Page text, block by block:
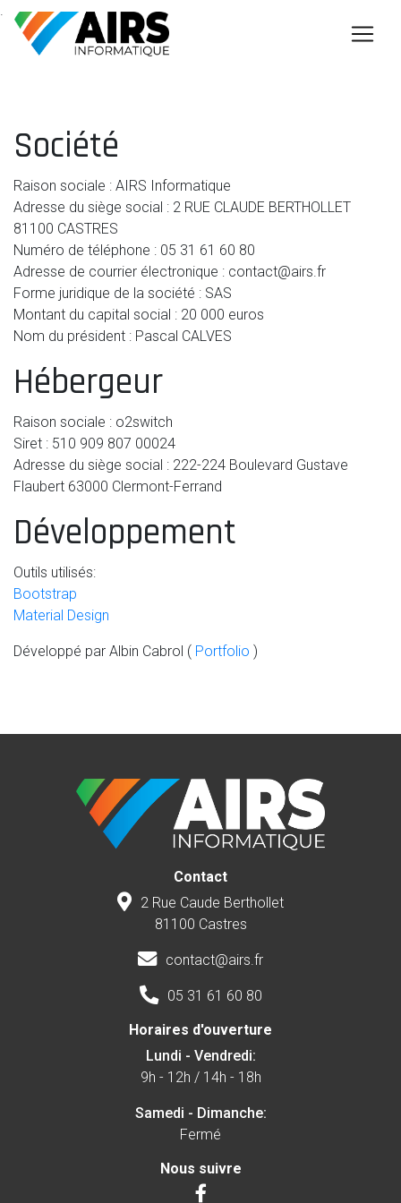
.
Société
Raison sociale : AIRS Informatique
Adresse du siège social : 2 RUE CLAUDE BERTHOLLET
81100 CASTRES
Numéro de téléphone : 05 31 61 60 80
Adresse de courrier électronique : contact@airs.fr
Forme juridique de la société : SAS
Montant du capital social : 20 000 euros
Nom du président : Pascal CALVES
Hébergeur
Raison sociale : o2switch
Siret : 510 909 807 00024
Adresse du siège social : 222-224 Boulevard Gustave
Flaubert 63000 Clermont-Ferrand
Développement
Outils utilisés:
Bootstrap
Material Design
Développé par Albin Cabrol ( Portfolio )
Contact
2 Rue Caude Berthollet
81100 Castres
contact@airs.fr
05 31 61 60 80
Horaires d'ouverture
Lundi - Vendredi:
9h - 12h / 14h - 18h
Samedi - Dimanche:
Fermé
Nous suivre